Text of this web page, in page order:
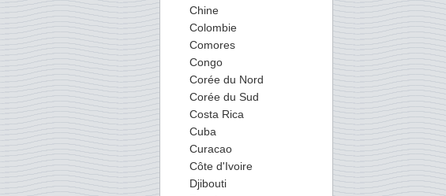
Chine
Colombie
Comores
Congo
Corée du Nord
Corée du Sud
Costa Rica
Cuba
Curacao
Côte d'Ivoire
Djibouti